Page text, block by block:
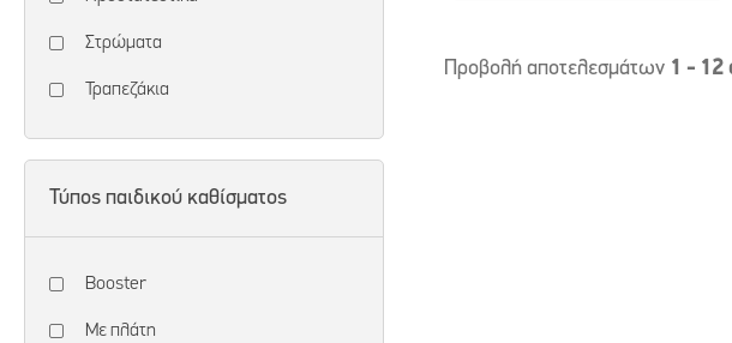
Στρώματα
Τραπεζάκια
Τύπος παιδικού καθίσματος
Booster
Με πλάτη
Προβολή αποτελεσμάτων 1 - 12